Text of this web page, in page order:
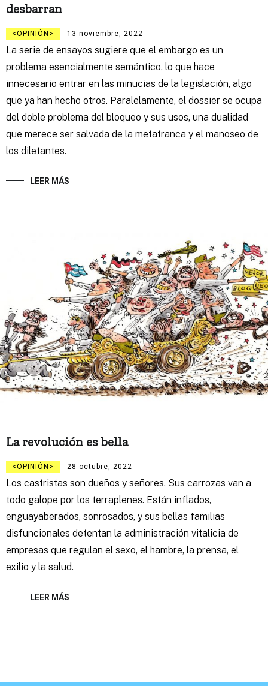
desbarran
OPINIÓN 13 noviembre, 2022
La serie de ensayos sugiere que el embargo es un
problema esencialmente semántico, lo que hace
innecesario entrar en las minucias de la legislación, algo
que ya han hecho otros. Paralelamente, el dossier se ocupa
del doble problema del bloqueo y sus usos, una dualidad
que merece ser salvada de la metatranca y el manoseo de
los diletantes.
LEER MÁS
La revolución es bella
OPINIÓN 28 octubre, 2022
Los castristas son dueños y señores. Sus carrozas van a
todo galope por los terraplenes. Están inflados,
enguayaberados, sonrosados, y sus bellas familias
disfuncionales detentan la administración vitalicia de
empresas que regulan el sexo, el hambre, la prensa, el
exilio y la salud.
LEER MÁS